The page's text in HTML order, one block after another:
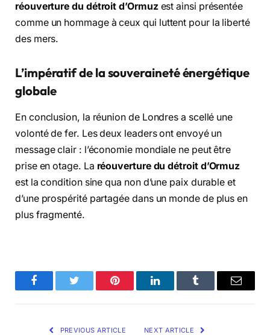
réouverture du détroit d’Ormuzest ainsi présentée
comme un hommage à ceux qui luttent pour la liberté
des mers.
L’impératif de la souveraineté énergétique
globale
En conclusion, la réunion de Londres a scellé une
volonté de fer. Les deux leaders ont envoyé un
message clair : l’économie mondiale ne peut être
prise en otage. La réouverture du détroit d’Ormuz
est la condition sine qua non d’une paix durable et
d’une prospérité partagée dans un monde de plus en
plus fragmenté.
FacebookTwitter Pinterest LinkedInTumblr Email
PREVIOUS ARTICLE NEXT ARTICLE